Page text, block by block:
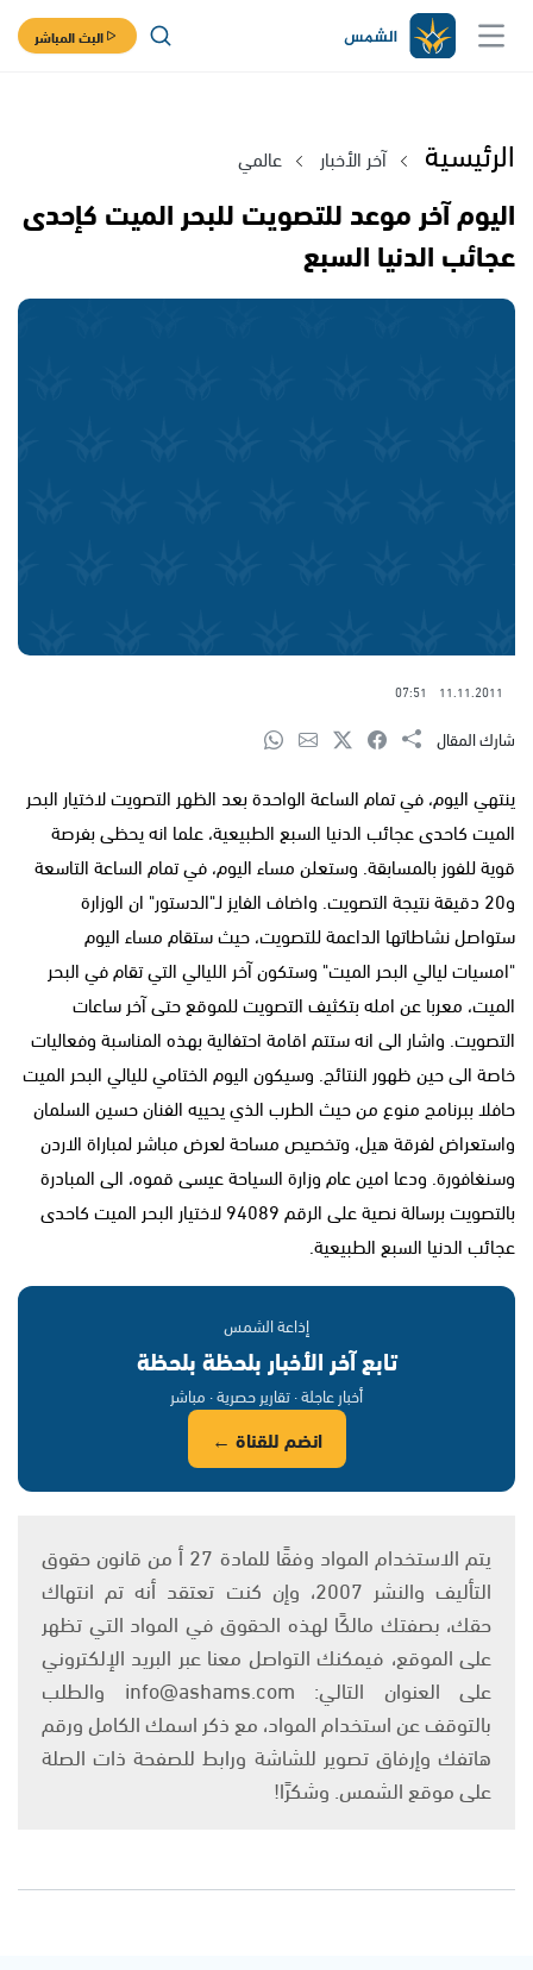
البث المباشر
الرئيسية آخر الأخبار عالمي
اليوم آخر موعد للتصويت للبحر الميت كإحدى
عجائب الدنيا السبع
11.11.2011
07:51
شارك المقال
ينتهي اليوم، في تمام الساعة الواحدة بعد الظهر التصويت لاختيار البحر
الميت كاحدى عجائب الدنيا السبع الطبيعية، علما انه يحظى بفرصة
قوية للفوز بالمسابقة. وستعلن مساء اليوم، في تمام الساعة التاسعة
و20 دقيقة نتيجة التصويت. واضاف الفايز لـ"الدستور" ان الوزارة
ستواصل نشاطاتها الداعمة للتصويت، حيث ستقام مساء اليوم
"امسيات ليالي البحر الميت" وستكون آخر الليالي التي تقام في البحر
الميت، معربا عن امله بتكثيف التصويت للموقع حتى آخر ساعات
التصويت. واشار الى انه ستتم اقامة احتفالية بهذه المناسبة وفعاليات
خاصة الى حين ظهور النتائج. وسيكون اليوم الختامي لليالي البحر الميت
حافلا ببرنامج منوع من حيث الطرب الذي يحييه الفنان حسين السلمان
واستعراض لفرقة هيل، وتخصيص مساحة لعرض مباشر لمباراة الاردن
وسنغافورة. ودعا امين عام وزارة السياحة عيسى قموه، الى المبادرة
بالتصويت برسالة نصية على الرقم 94089 لاختيار البحر الميت كاحدى
عجائب الدنيا السبع الطبيعية.
إذاعة الشمس
تابع آخر الأخبار بلحظة بلحظة
أخبار عاجلة · تقارير حصرية · مباشر
انضم للقناة ←
يتم الاستخدام المواد وفقًا للمادة 27 أ من قانون حقوق
التأليف والنشر 2007، وإن كنت تعتقد أنه تم انتهاك
حقك، بصفتك مالكًا لهذه الحقوق في المواد التي تظهر
على الموقع، فيمكنك التواصل معنا عبر البريد الإلكتروني
على العنوان التالي: info@ashams.com والطلب
بالتوقف عن استخدام المواد، مع ذكر اسمك الكامل ورقم
هاتفك وإرفاق تصوير للشاشة ورابط للصفحة ذات الصلة
على موقع الشمس. وشكرًا!